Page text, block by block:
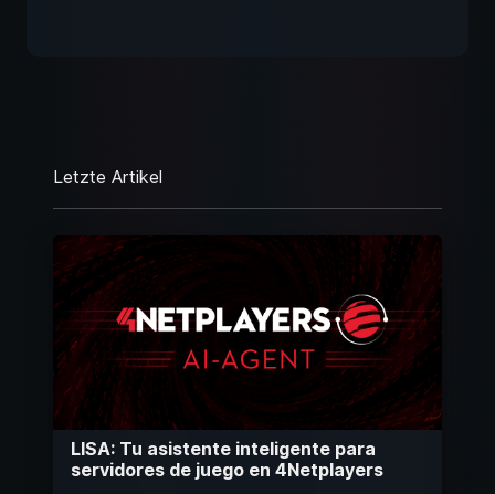
Letzte Artikel
LISA: Tu asistente inteligente para
servidores de juego en 4Netplayers